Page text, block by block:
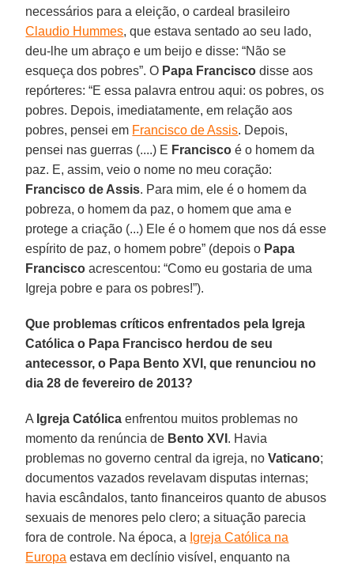
necessários para a eleição, o cardeal brasileiro
Claudio Hummes, que estava sentado ao seu lado,
deu-lhe um abraço e um beijo e disse: “Não se
esqueça dos pobres”. O Papa Francisco disse aos
repórteres: “E essa palavra entrou aqui: os pobres, os
pobres. Depois, imediatamente, em relação aos
pobres, pensei em Francisco de Assis. Depois,
pensei nas guerras (....) E Francisco é o homem da
paz. E, assim, veio o nome no meu coração:
Francisco de Assis. Para mim, ele é o homem da
pobreza, o homem da paz, o homem que ama e
protege a criação (...) Ele é o homem que nos dá esse
espírito de paz, o homem pobre” (depois o Papa
Francisco acrescentou: “Como eu gostaria de uma
Igreja pobre e para os pobres!”).
Que problemas críticos enfrentados pela Igreja
Católica o Papa Francisco herdou de seu
antecessor, o Papa Bento XVI, que renunciou no
dia 28 de fevereiro de 2013?
A Igreja Católica enfrentou muitos problemas no
momento da renúncia de Bento XVI . Havia
problemas no governo central da igreja, noVaticano;
documentos vazados revelavam disputas internas;
havia escândalos, tanto financeiros quanto de abusos
sexuais de menores pelo clero; a situação parecia
fora de controle. Na época, a Igreja Católica na
Europa estava em declínio visível, enquanto na